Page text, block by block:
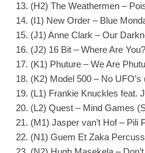
(H2) The Weathermen –
(I1) New Order – Blue
(J1) Anne Clark – Our
(J2) 16 Bit – Where Are You?
(K1) Phuture – We Are
(K2) Model 500 – No UFO’s
(L1) Frankie Knuckles feat.
(L2) Quest – Mind Games
(M1) Jasper van’t Hof – Pili
(N1) Guem Et Zaka